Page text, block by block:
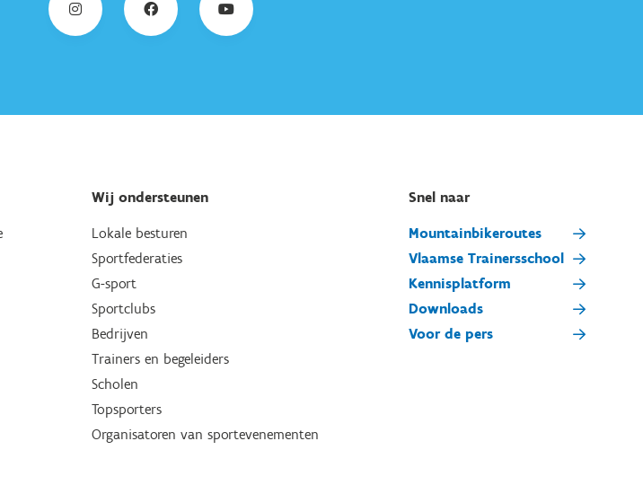
Wij ondersteunen
Lokale besturen
Sportfederaties
G-sport
Sportclubs
Bedrijven
Trainers en begeleiders
Scholen
Topsporters
Organisatoren van sportevenementen
Snel naar
Mountainbikeroutes
Vlaamse Trainersschool
Kennisplatform
Downloads
Voor de pers